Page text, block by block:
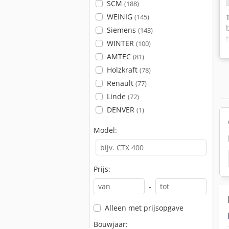
SCM (188)
WEINIG (145)
Siemens (143)
WINTER (100)
AMTEC (81)
Holzkraft (78)
Renault (77)
Linde (72)
DENVER (1)
Model:
Prijs:
-
Alleen met prijsopgave
Bouwjaar: